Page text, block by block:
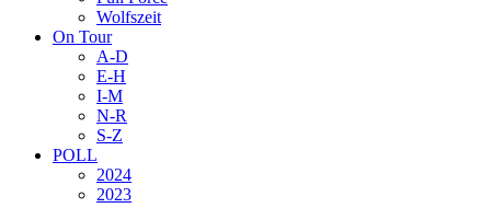
Wolfszeit
On Tour
A-D
E-H
I-M
N-R
S-Z
POLL
2024
2023